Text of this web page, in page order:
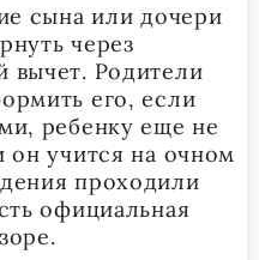
сына или дочери
через
вычет. Родители
его, если
ребенку еще не
он учится на очном
проходили
официальная